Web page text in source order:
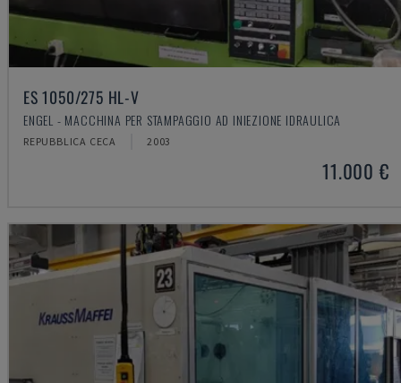
ES 1050/275 HL-V
ENGEL - MACCHINA PER STAMPAGGIO AD INIEZIONE IDRAULICA
REPUBBLICA CECA 2003
11.000 €